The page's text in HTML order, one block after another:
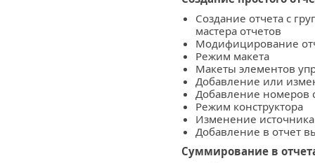
Создание отчета с
мастера отчетов
Модифицирование
Режим макета
Макеты элементов
Добавление или
Добавление номеров
Режим конструктора
Изменение источника
Добавление в отчет
Суммирование в